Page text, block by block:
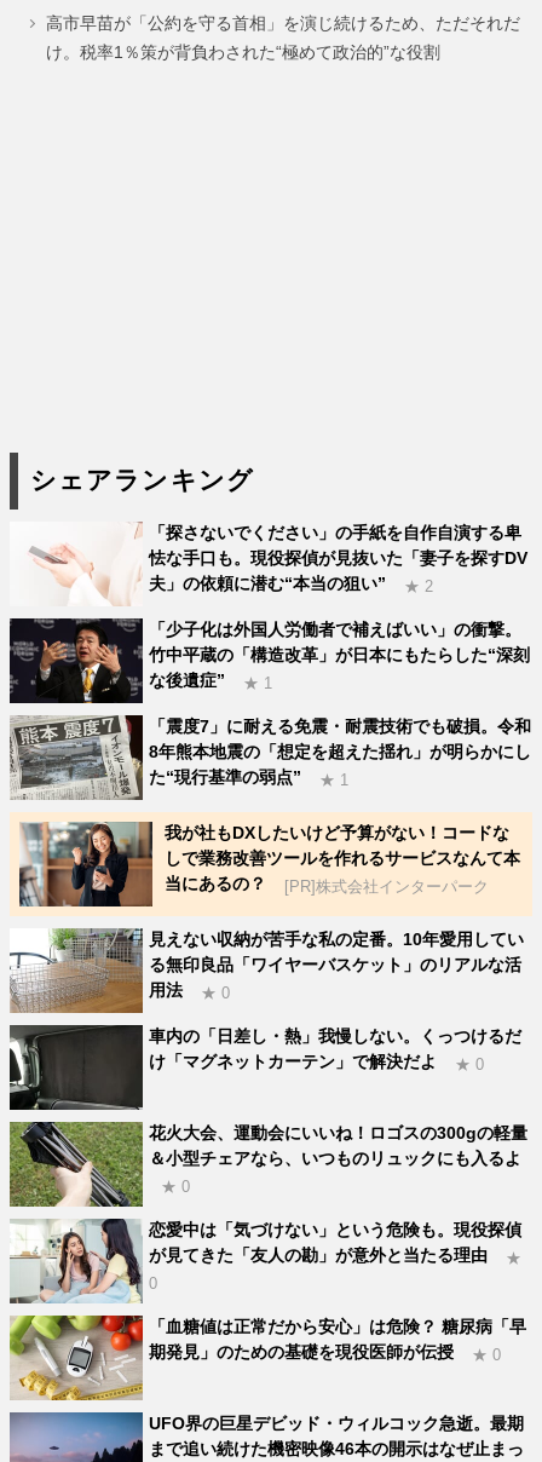
ジ
ジ
ジ
ジ
高市早苗が「公約を守る首相」を演じ続けるため、ただそれだ
け。税率1％策が背負わされた“極めて政治的”な役割
シェアランキング
「探さないでください」の手紙を自作自演する卑
怯な手口も。現役探偵が見抜いた「妻子を探すDV
夫」の依頼に潜む“本当の狙い”
★ 2
「少子化は外国人労働者で補えばいい」の衝撃。
竹中平蔵の「構造改革」が日本にもたらした“深刻
な後遺症”
★ 1
「震度7」に耐える免震・耐震技術でも破損。令和
8年熊本地震の「想定を超えた揺れ」が明らかにし
た“現行基準の弱点”
★ 1
我が社もDXしたいけど予算がない！コードな
しで業務改善ツールを作れるサービスなんて本
当にあるの？
[PR]株式会社インターパーク
見えない収納が苦手な私の定番。10年愛用してい
る無印良品「ワイヤーバスケット」のリアルな活
用法
★ 0
車内の「日差し・熱」我慢しない。くっつけるだ
け「マグネットカーテン」で解決だよ
★ 0
花火大会、運動会にいいね！ロゴスの300gの軽量
＆小型チェアなら、いつものリュックにも入るよ
★ 0
恋愛中は「気づけない」という危険も。現役探偵
が見てきた「友人の勘」が意外と当たる理由
★
0
「血糖値は正常だから安心」は危険？ 糖尿病「早
期発見」のための基礎を現役医師が伝授
★ 0
UFO界の巨星デビッド・ウィルコック急逝。最期
まで追い続けた機密映像46本の開示はなぜ止まっ